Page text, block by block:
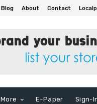
Blog About Contact
More E-Paper Sign-